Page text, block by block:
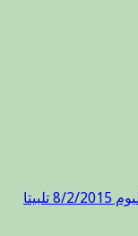
عاجل / توافد جموع المتطوعين هذا اليوم 8/2/2015 تلبيتا